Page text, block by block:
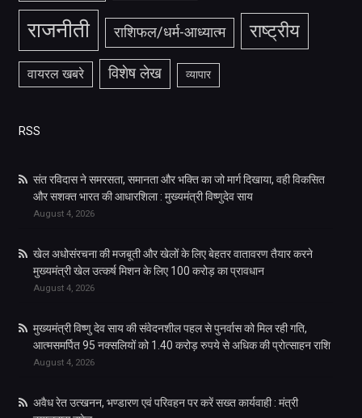
राजनीती राशिफल/धर्म-आध्यात्म राष्ट्रीय
वायरल खबरे विशेष लेख व्यापार
RSS
संत रविदास ने समरसता, समानता और भक्ति का जो मार्ग दिखाया, वही विकसित
और सशक्त भारत की आधारशिला : मुख्यमंत्री विष्णुदेव साय
August 4, 2026
खेल अधोसंरचना की मजबूती और खेलों के लिए बेहतर वातावरण तैयार करने
मुख्यमंत्री खेल उत्कर्ष मिशन के लिए 100 करोड़ का प्रावधान
August 4, 2026
मुख्यमंत्री विष्णु देव साय की संवेदनशील पहल से पुनर्वास को मिल रही गति,
आत्मसमर्पित 95 नक्सलियों को 1.40 करोड़ रुपये से अधिक की प्रोत्साहन राशि
August 4, 2026
अवैध रेत उत्खनन, भण्डारण एवं परिवहन पर करें सख्त कार्यवाही : मंत्री